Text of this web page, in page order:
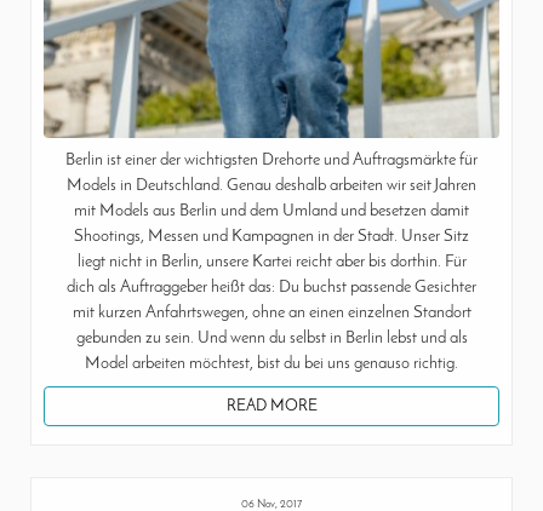
Berlin ist einer der wichtigsten Drehorte und Auftragsmärkte für
Models in Deutschland. Genau deshalb arbeiten wir seit Jahren
mit Models aus Berlin und dem Umland und besetzen damit
Shootings, Messen und Kampagnen in der Stadt. Unser Sitz
liegt nicht in Berlin, unsere Kartei reicht aber bis dorthin. Für
dich als Auftraggeber heißt das: Du buchst passende Gesichter
mit kurzen Anfahrtswegen, ohne an einen einzelnen Standort
gebunden zu sein. Und wenn du selbst in Berlin lebst und als
Model arbeiten möchtest, bist du bei uns genauso richtig.
READ MORE
06 Nov, 2017